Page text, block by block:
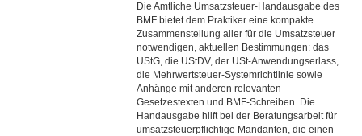
Die Amtliche Umsatzsteuer-Handausgabe des
BMF bietet dem Praktiker eine kompakte
Zusammenstellung aller für die Umsatzsteuer
notwendigen, aktuellen Bestimmungen: das
UStG, die UStDV, der USt-Anwendungserlass,
die Mehrwertsteuer-Systemrichtlinie sowie
Anhänge mit anderen relevanten
Gesetzestexten und BMF-Schreiben. Die
Handausgabe hilft bei der Beratungsarbeit für
umsatzsteuerpflichtige Mandanten, die einen